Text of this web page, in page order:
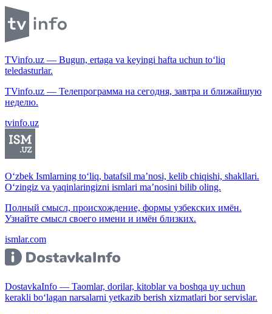
TVinfo.uz — Bugun, ertaga va keyingi hafta uchun to‘liq
teledasturlar.
TVinfo.uz — Телепрограмма на сегодня, завтра и ближайшую
неделю.
tvinfo.uz
O‘zbek Ismlarning to‘liq, batafsil ma’nosi, kelib chiqishi, shakllari.
O‘zingiz va yaqinlaringizni ismlari ma’nosini bilib oling.
Полный смысл, происхождение, формы узбекских имён.
Узнайте смысл своего имени и имён близких.
ismlar.com
DostavkaInfo — Taomlar, dorilar, kitoblar va boshqa uy uchun
kerakli bo‘lagan narsalarni yetkazib berish xizmatlari bor servislar.